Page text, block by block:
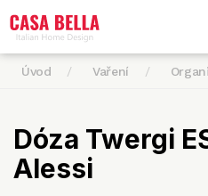
Úvod Vaření
Dóza Twergi
Alessi